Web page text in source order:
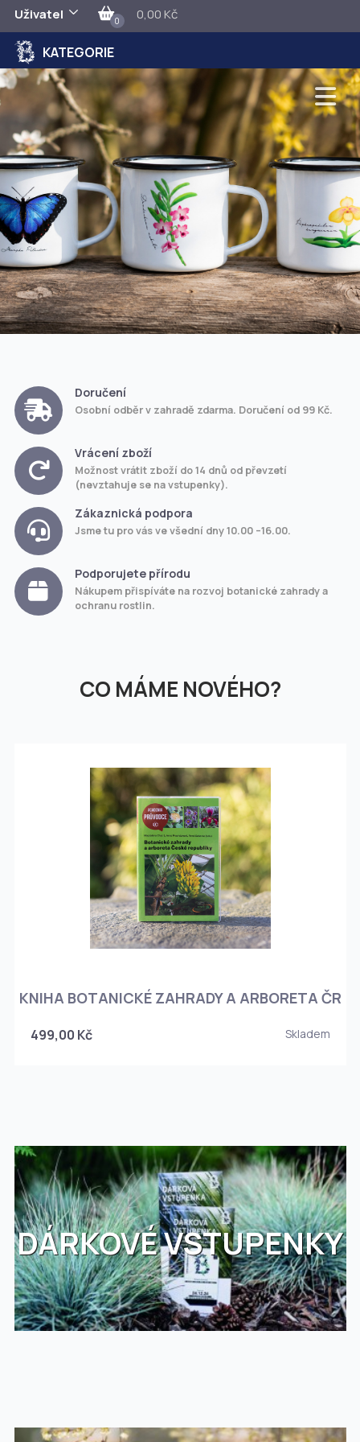
Uživatel 0 0,00 Kč
KATEGORIE
Doručení
Osobní odběr v zahradě zdarma. Doručení od 99 Kč.
Vrácení zboží
Možnost vrátit zboží do 14 dnů od převzetí
(nevztahuje se na vstupenky).
Zákaznická podpora
Jsme tu pro vás ve všední dny 10.00 –16.00.
Podporujete přírodu
Nákupem přispíváte na rozvoj botanické zahrady a
ochranu rostlin.
CO MÁME NOVÉHO?
KNIHA BOTANICKÉ ZAHRADY A ARBORETA ČR
499,00 Kč Skladem
DÁRKOVÉ VSTUPENKY